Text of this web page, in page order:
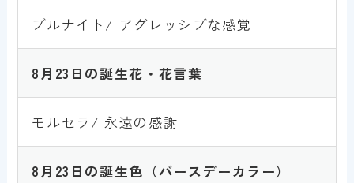
ブルナイト/ アグレッシブな感覚
8月23 日 の誕生花・花言葉
モルセラ/ 永遠の感謝
8月23日 の誕生色 （バースデーカラー）